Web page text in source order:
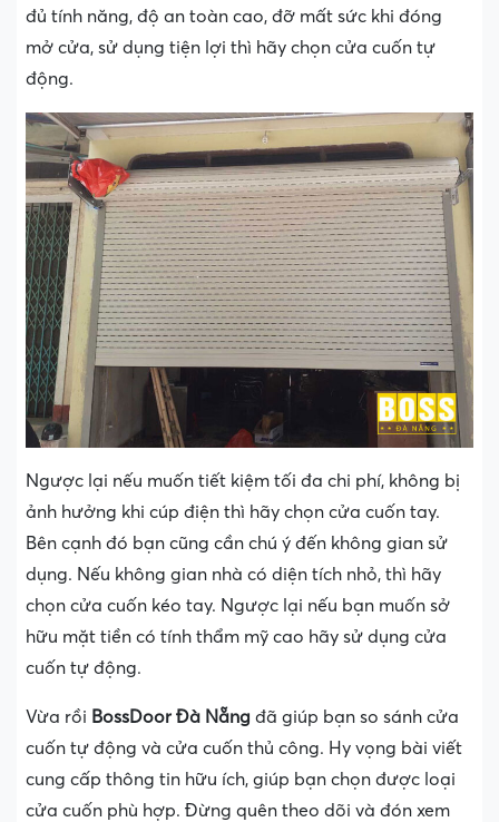
đủ tính năng, độ an toàn cao, đỡ mất sức khi đóng
mở cửa, sử dụng tiện lợi thì hãy chọn cửa cuốn tự
động.
Ngược lại nếu muốn tiết kiệm tối đa chi phí, không bị
ảnh hưởng khi cúp điện thì hãy chọn cửa cuốn tay.
Bên cạnh đó bạn cũng cần chú ý đến không gian sử
dụng. Nếu không gian nhà có diện tích nhỏ, thì hãy
chọn cửa cuốn kéo tay. Ngược lại nếu bạn muốn sở
hữu mặt tiền có tính thẩm mỹ cao hãy sử dụng cửa
cuốn tự động.
Vừa rồi BossDoor Đà Nẵng đã giúp bạn so sánh cửa
cuốn tự động và cửa cuốn thủ công. Hy vọng bài viết
cung cấp thông tin hữu ích, giúp bạn chọn được loại
cửa cuốn phù hợp. Đừng quên theo dõi và đón xem